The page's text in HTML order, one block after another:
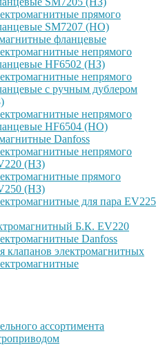
прямого
SM7207 (НО)
фланцевые
непрямого
HF6502 (НЗ)
непрямого
с ручным дублером
непрямого
HF6504 (НО)
Danfoss
непрямого
(НЗ)
прямого
(НЗ)
для пара EV225
Б.К. EV220
Danfoss
клапанов электромагнитных
ассортимента